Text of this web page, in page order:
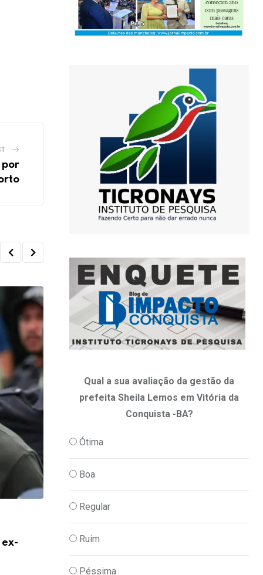
por
ECONOMIA,PODER,POLITICA
Em nova redução, Copom baixa taxa
Qual a sua avaliação da gestão da
prefeita Sheila Lemos em Vitória da
Conquista -BA?
Ótima
Boa
Regular
Ruim
Péssima